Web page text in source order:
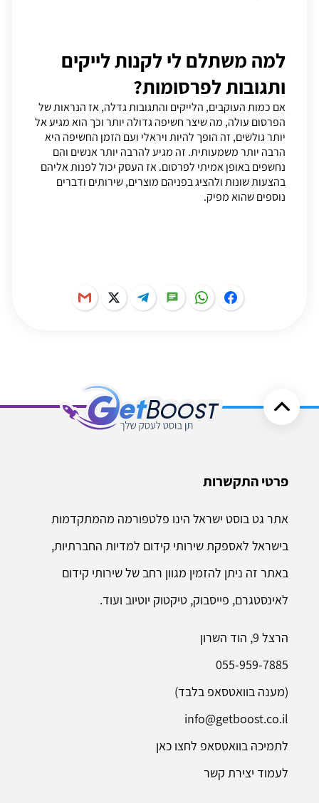
למה משתלם לי לקנות לייקים
ותגובות לפרסומות?
אם כמות העוקבים, הלייקים והתגובות גדלה, אז הנראות של
הפרסום עולה, מה שיצר חשיפה גדולה יותר וכך הוא מגיע אל
יותר גולשים, זה הופך להיות ויראלי ועם הזמן החשיפה היא
הרבה יותר משמעותית. זה מגיע להרבה יותר אנשים והם
נחשפים באופן אמיתי לפרסום. אז העסק יכול לפנות אליהם
בהצעות שונות ולהציג בפניהם מוצרים, שירותים ודברים
נוספים שהוא מפיק.
פרטי התקשרות
אתר גט בוסט ישראל הינו פלטפורמה מהמתקדמות
בישראל לאספקת שירותי קידום למדיות החברתיות,
באתר זה ניתן להזמין מגוון רחב של שירותי קידום
לאינסטגרם, פייסבוק, טיקטוק יוטיוב ועוד.
הרצל 9, הוד השרון
055-959-7885
(מענה בוואטסאפ בלבד)
info@getboost.co.il
לתמיכה בוואטסאפ לחצו כאן
לעמוד יצירת קשר